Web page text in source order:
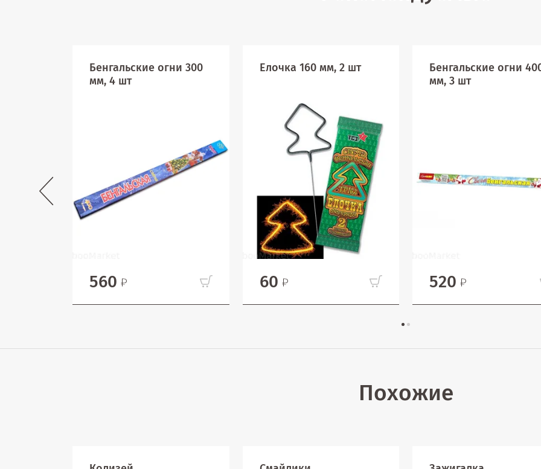
Бенгальские огни 300
мм, 4 шт
560
Елочка 160 мм, 2 шт
60
Бенгальские огни
мм, 3 шт
520
Похожие